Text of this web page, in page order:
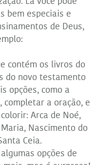
bem especiais e
de Deus,
contém os livros do
do novo testamento
opções, como a
a oração, e
Arca de Noé,
Nascimento do
Ceia.
opções de